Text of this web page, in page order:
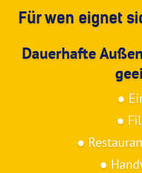
Für wen eignet
Dauerhafte
●
●
●
●